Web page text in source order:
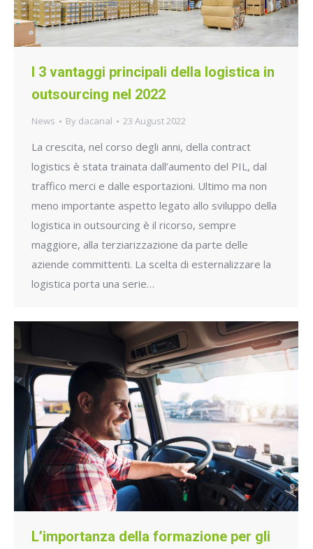
I 3 vantaggi principali della logistica in
outsourcing nel 2022
News By dacanal 23 August 2022
La crescita, nel corso degli anni, della contract
logistics è stata trainata dall’aumento del PIL, dal
traffico merci e dalle esportazioni. Ultimo ma non
meno importante aspetto legato allo sviluppo della
logistica in outsourcing è il ricorso, sempre
maggiore, alla terziarizzazione da parte delle
aziende committenti. La scelta di esternalizzare la
logistica porta una serie…
L’importanza della formazione per gli